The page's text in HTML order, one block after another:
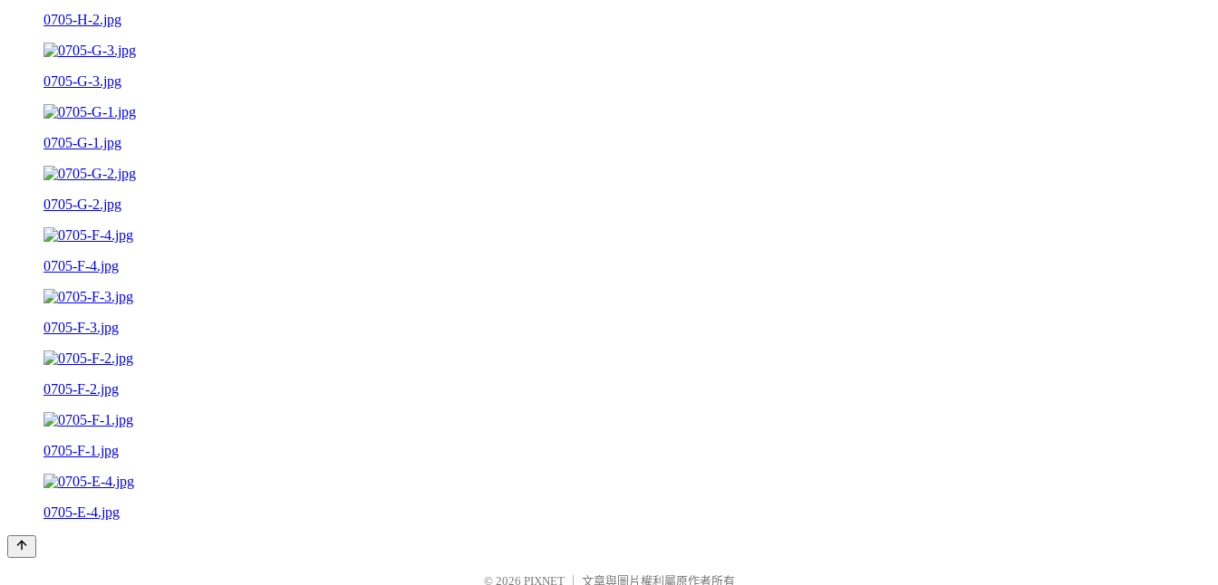
0705-H-2.jpg
0705-G-3.jpg
0705-G-1.jpg
0705-G-2.jpg
0705-F-4.jpg
0705-F-3.jpg
0705-F-2.jpg
0705-F-1.jpg
0705-E-4.jpg
© 2026 PIXNET 文章與圖片權利屬原作者所有